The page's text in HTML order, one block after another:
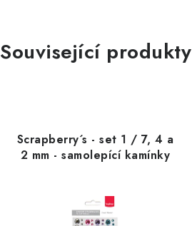
Související produkty
Scrapberry´s - set 1 / 7, 4 a
2 mm - samolepící kamínky